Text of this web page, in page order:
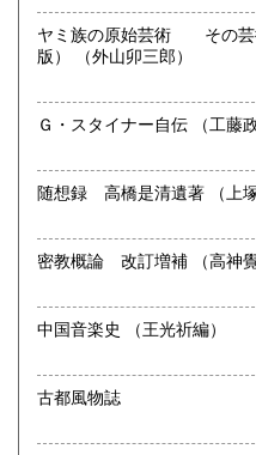
ご相談ください。
取り扱い分野
店主の目にとまったものこれ
ヤミ族の原始芸術 その芸
版） （外山卯三郎）
Ｇ・スタイナー
随想録 高
密教概論 改訂増補
中国音楽史 （王光祈編）
古都風物誌